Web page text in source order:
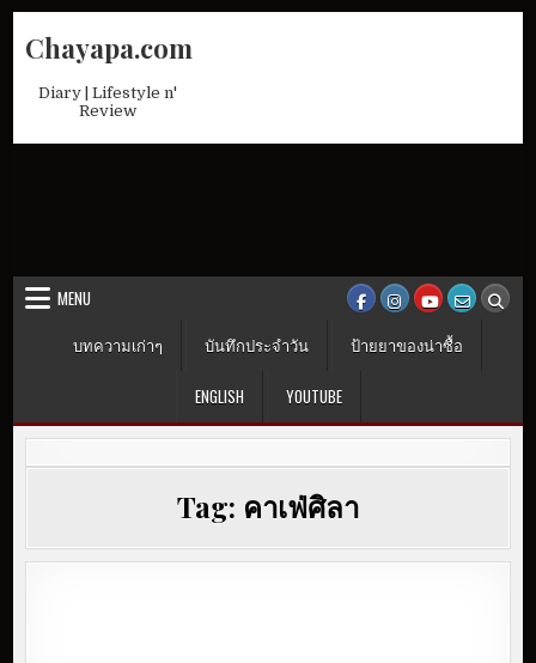
Chayapa.com
Diary | Lifestyle n'
Review
MENU
บทความเก่าๆ
บันทึกประจำวัน ป้ายยาของน่าซื้อ
ENGLISH YOUTUBE
Tag: คาเฟ่ศิลา